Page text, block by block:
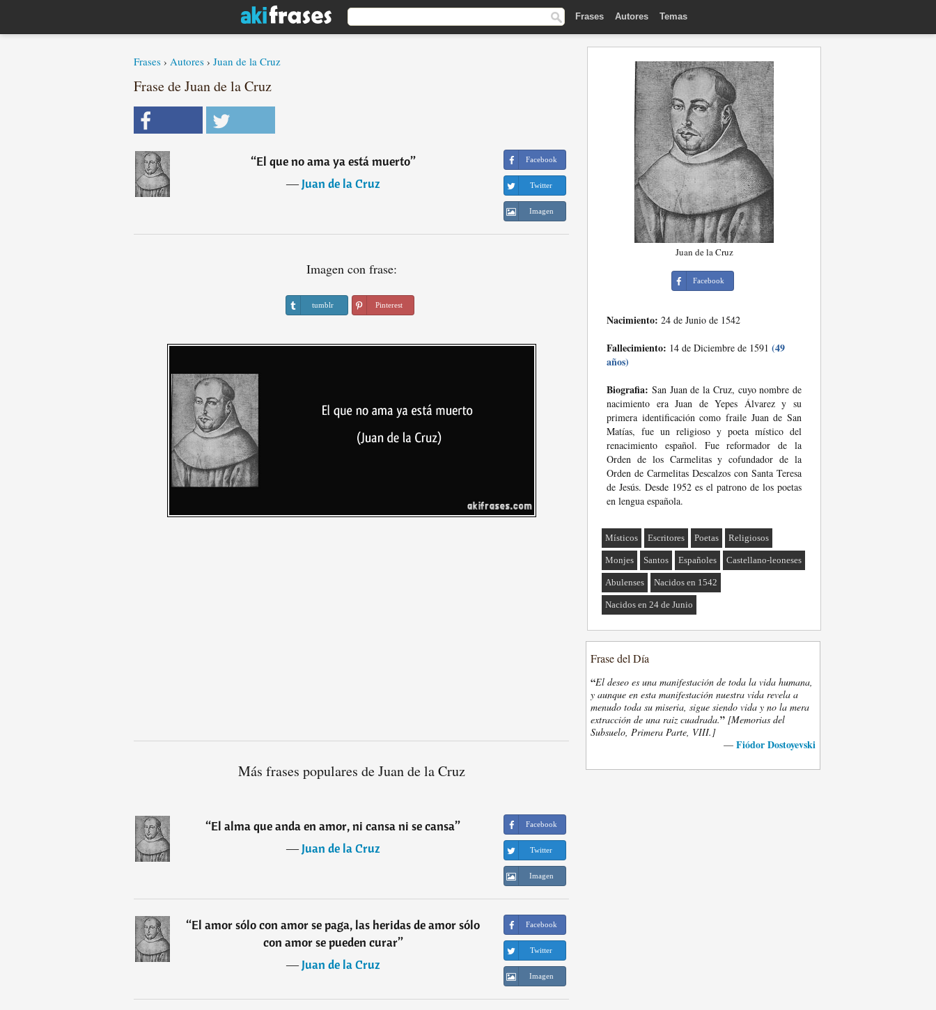
Frases Autores Temas
Frases › Autores › Juan de la Cruz
Frase de Juan de la Cruz
“El que no ama ya está muerto”
―Juan de la Cruz
Facebook
Twitter
Imagen
Imagen con frase:
tumblr Pinterest
Más frases populares de Juan de la Cruz
“El alma que anda en amor, ni cansa ni se cansa”
―Juan de la Cruz
Facebook
Twitter
Imagen
“El amor sólo con amor se paga, las heridas de amor sólo
con amor se pueden curar”
―Juan de la Cruz
Facebook
Twitter
Imagen
Juan de la Cruz
Facebook
Nacimiento: 24 de Junio de 1542
Fallecimiento: 14 de Diciembre de 1591 (49
años)
Biografia: San Juan de la Cruz, cuyo nombre de
nacimiento era Juan de Yepes Álvarez y su
primera identificación como fraile Juan de San
Matías, fue un religioso y poeta místico del
renacimiento español. Fue reformador de la
Orden de los Carmelitas y cofundador de la
Orden de Carmelitas Descalzos con Santa Teresa
de Jesús. Desde 1952 es el patrono de los poetas
en lengua española.
Místicos Escritores Poetas Religiosos
Monjes Santos Españoles Castellano-leoneses
Abulenses Nacidos en 1542
Nacidos en 24 de Junio
Frase del Día
“El deseo es una manifestación de toda la vida humana,
y aunque en esta manifestación nuestra vida revela a
menudo toda su miseria, sigue siendo vida y no la mera
extracción de una raiz cuadrada.” [Memorias del
Subsuelo, Primera Parte, VIII.]
— Fiódor Dostoyevski